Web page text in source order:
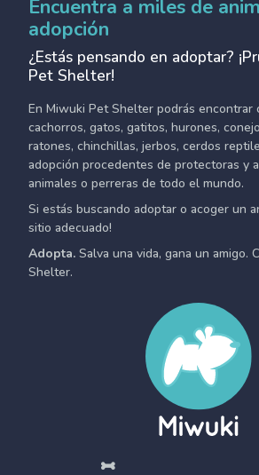
Encuentra a miles de
adopción
¿Estás pensando en adoptar?
Pet Shelter!
En Miwuki Pet Shelter podrás encontrar
cachorros, gatos, gatitos, hurones,
ratones, chinchillas, jerbos, cerdos
adopción procedentes de protectoras y
animales o perreras de todo el mundo.
Si estás buscando adoptar o acoger un
sitio adecuado!
Adopta. Salva una vida, gana un amigo.
Shelter.